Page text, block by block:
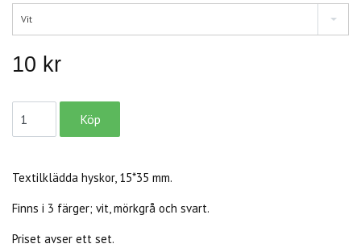
Vit
10 kr
Textilklädda hyskor, 15*35 mm.
Finns i 3 färger; vit, mörkgrå och svart.
Priset avser ett set.